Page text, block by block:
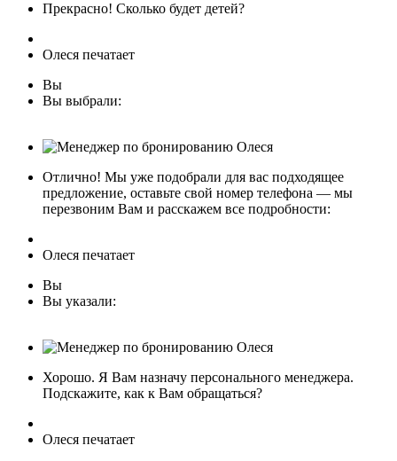
Прекрасно! Сколько будет детей?
Олеся печатает
Вы
Вы выбрали:
Отлично! Мы уже подобрали для вас подходящее
предложение, оставьте свой номер телефона — мы
перезвоним Вам и расскажем все подробности:
Олеся печатает
Вы
Вы указали:
Хорошо. Я Вам назначу персонального менеджера.
Подскажите, как к Вам обращаться?
Олеся печатает